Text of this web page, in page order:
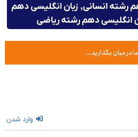
رشته انسانی, زبان انگلیسی دهم
انگلیسی دهم رشته ریاضی
در میان بگذارید...
وارد شدن